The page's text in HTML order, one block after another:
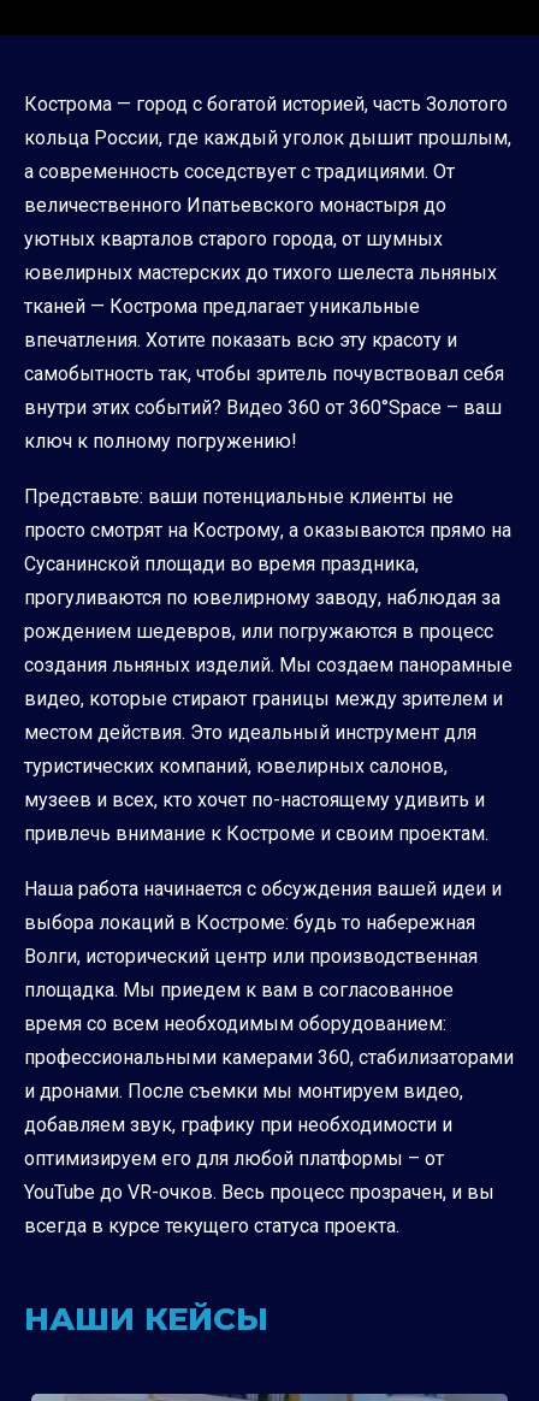
Кострома — город с богатой историей, часть Золотого
кольца России, где каждый уголок дышит прошлым,
а современность соседствует с традициями. От
величественного Ипатьевского монастыря до
уютных кварталов старого города, от шумных
ювелирных мастерских до тихого шелеста льняных
тканей — Кострома предлагает уникальные
впечатления. Хотите показать всю эту красоту и
самобытность так, чтобы зритель почувствовал себя
внутри этих событий? Видео 360 от 360°Space – ваш
ключ к полному погружению!
Представьте: ваши потенциальные клиенты не
просто смотрят на Кострому, а оказываются прямо на
Сусанинской площади во время праздника,
прогуливаются по ювелирному заводу, наблюдая за
рождением шедевров, или погружаются в процесс
создания льняных изделий. Мы создаем панорамные
видео, которые стирают границы между зрителем и
местом действия. Это идеальный инструмент для
туристических компаний, ювелирных салонов,
музеев и всех, кто хочет по-настоящему удивить и
привлечь внимание к Костроме и своим проектам.
Наша работа начинается с обсуждения вашей идеи и
выбора локаций в Костроме: будь то набережная
Волги, исторический центр или производственная
площадка. Мы приедем к вам в согласованное
время со всем необходимым оборудованием:
профессиональными камерами 360, стабилизаторами
и дронами. После съемки мы монтируем видео,
добавляем звук, графику при необходимости и
оптимизируем его для любой платформы – от
YouTube до VR-очков. Весь процесс прозрачен, и вы
всегда в курсе текущего статуса проекта.
НАШИ КЕЙСЫ